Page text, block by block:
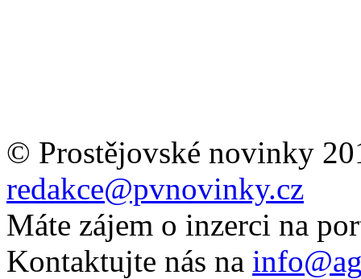
© Prostějovské novinky
redakce@pvnovinky.cz
Máte zájem o inzerci na
Kontaktujte nás na